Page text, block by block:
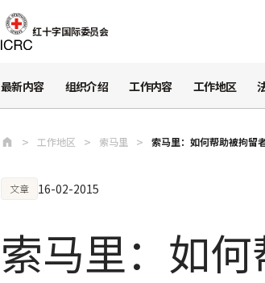
红十字国际委员会
最新内容 组织介绍 工作内容 工作地区
工作地区 索马里 索马里：如何帮助被拘留
文章 16-02-2015
索马里：如